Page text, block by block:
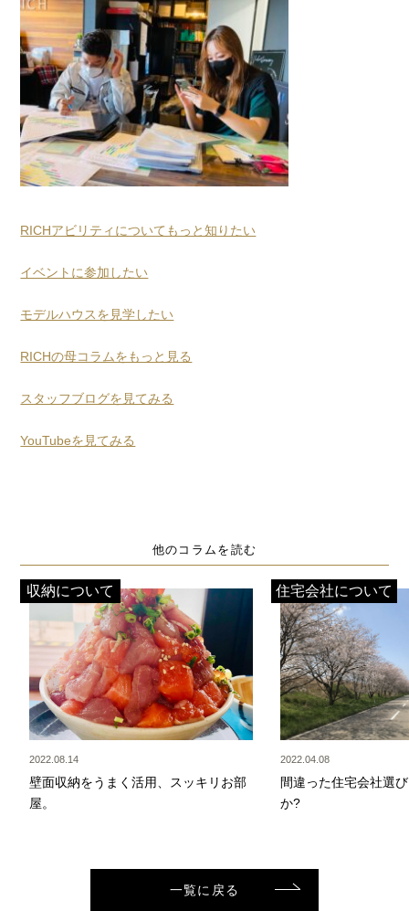
RICHアビリティについてもっと知りたい
イベントに参加したい
モデルハウスを見学したい
RICHの母コラムをもっと見る
スタッフブログを見てみる
YouTubeを見てみる
他のコラムを読む
収納について
2022.08.14
壁面収納をうまく活用、スッキリお部
屋。
住宅会社について
2022.04.08
間違った住宅会社選
か?
一覧に戻る